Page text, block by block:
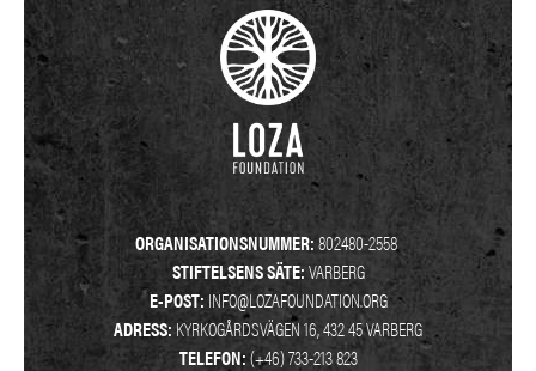
ORGANISATIONSNUMMER:802480-2558
STIFTELSENS SÄTE:VARBERG
E-POST: INFO@LOZAFOUNDATION.ORG
ADRESS: KYRKOGÅRDSVÄGEN 16, 432 45 VARBERG
TELEFON:(+46) 733-213 823